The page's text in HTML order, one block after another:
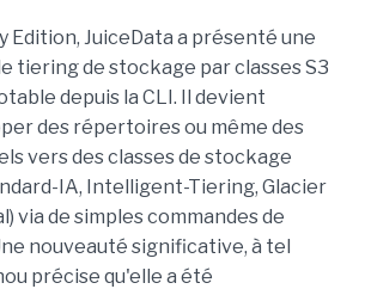
Edition, JuiceData a présenté une
tiering de stockage par classes S3
depuis la CLI. Il devient
des répertoires ou même des
vers des classes de stockage
IA, Intelligent-Tiering, Glacier
via de simples commandes de
nouveauté significative, à tel
précise qu'elle a été